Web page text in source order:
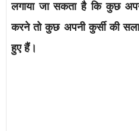
लगाया जा सकता है कि कुछ
करने तो कुछ अपनी कुर्सी की
हुए हैं।